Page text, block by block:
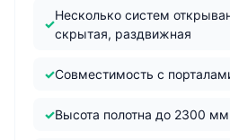
Несколько систем
скрытая, раздвижная
Совместимость с
Высота полотна до 2300